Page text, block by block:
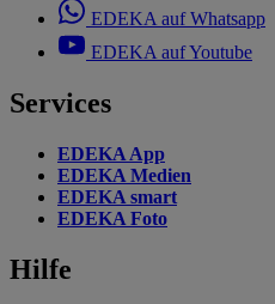
EDEKA auf Whatsapp
EDEKA auf Youtube
Services
EDEKA App
EDEKA Medien
EDEKA smart
EDEKA Foto
Hilfe